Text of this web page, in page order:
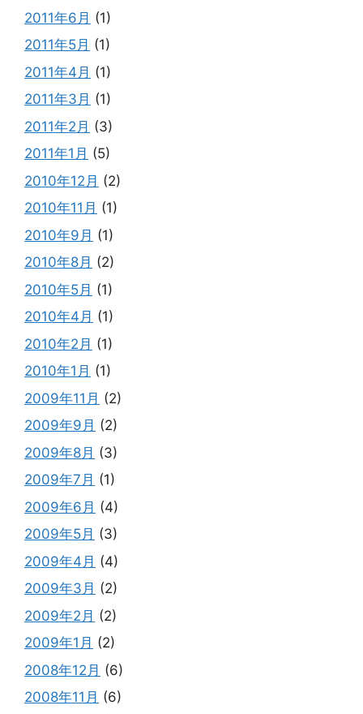
2011年6月 (1)
2011年5月 (1)
2011年4月 (1)
2011年3月 (1)
2011年2月 (3)
2011年1月 (5)
2010年12月 (2)
2010年11月 (1)
2010年9月 (1)
2010年8月 (2)
2010年5月 (1)
2010年4月 (1)
2010年2月 (1)
2010年1月 (1)
2009年11月 (2)
2009年9月 (2)
2009年8月 (3)
2009年7月 (1)
2009年6月 (4)
2009年5月 (3)
2009年4月 (4)
2009年3月 (2)
2009年2月 (2)
2009年1月 (2)
2008年12月 (6)
2008年11月 (6)